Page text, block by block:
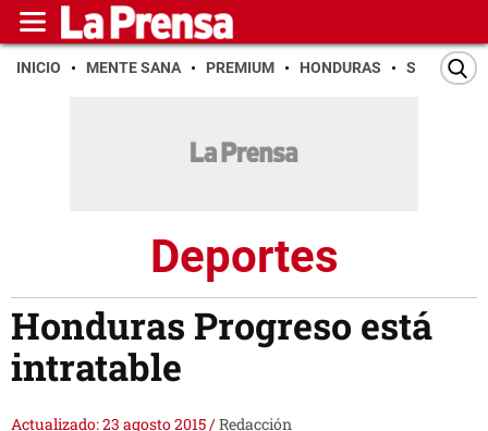
INICIO MENTE SANA PREMIUM HONDURAS SAN PEDRO
Deportes
Honduras Progreso está
intratable
Actualizado: 23 agosto 2015/Redacción